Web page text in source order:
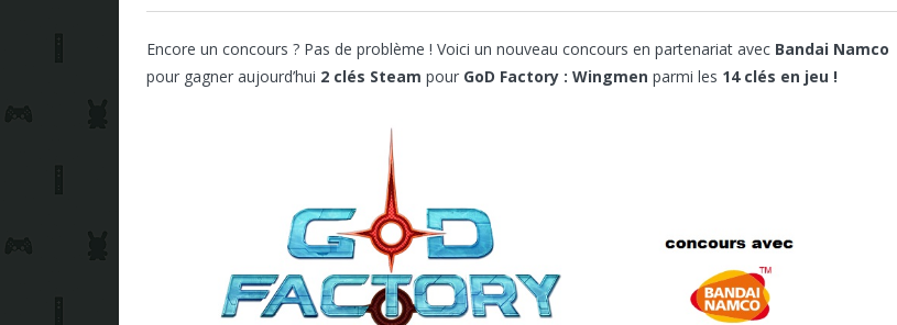
Encore un concours ? Pas de problème ! Voici un nouveau concours en partenariat avec Bandai Namco
pour gagner aujourd’hui 2 clés Steam pour GoD Factory : Wingmen parmi les 14 clés en jeu !